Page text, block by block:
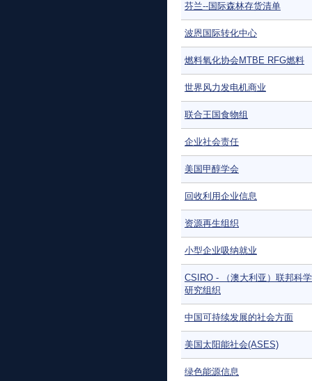
芬兰--国际森林存货清单
波恩国际转化中心
燃料氧化协会MTBE RFG燃料
世界风力发电机商业
联合王国食物组
企业社会责任
美国甲醇学会
回收利用企业信息
资源再生组织
小型企业吸纳就业
CSIRO - （澳大利亚）联邦科
研究组织
中国可持续发展的社会方面
美国太阳能社会(ASES)
绿色能源信息